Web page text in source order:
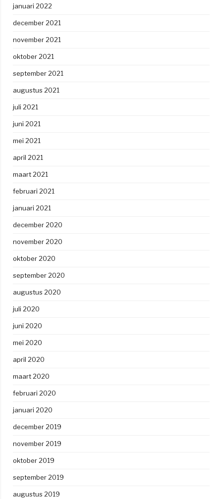
januari 2022
december 2021
november 2021
oktober 2021
september 2021
augustus 2021
juli 2021
juni 2021
mei 2021
april 2021
maart 2021
februari 2021
januari 2021
december 2020
november 2020
oktober 2020
september 2020
augustus 2020
juli 2020
juni 2020
mei 2020
april 2020
maart 2020
februari 2020
januari 2020
december 2019
november 2019
oktober 2019
september 2019
augustus 2019